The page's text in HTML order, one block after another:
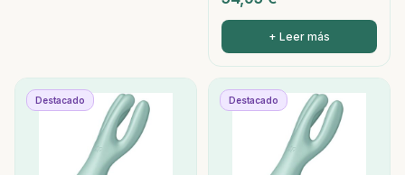
+ Leer más
Destacado Destacado